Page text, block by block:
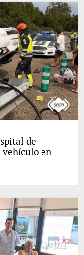
de
vehículo en